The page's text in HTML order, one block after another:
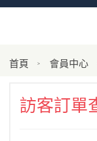
首頁 會員中心
訪客訂單